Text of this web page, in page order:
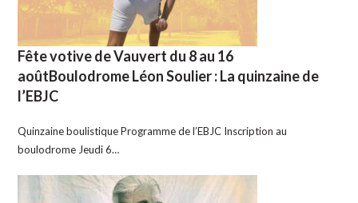
Fête votive de Vauvert du 8 au 16
aoûtBoulodrome Léon Soulier : La quinzaine de
l’EBJC
Quinzaine boulistique Programme de l’EBJC Inscription au
boulodrome Jeudi 6…